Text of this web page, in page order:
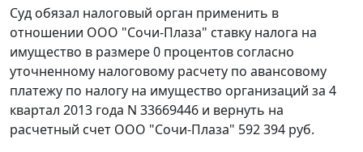
Суд обязал налоговый орган применить в
отношении ООО "Сочи-Плаза" ставку налога на
имущество в размере 0 процентов согласно
уточненному налоговому расчету по авансовому
платежу по налогу на имущество организаций за 4
квартал 2013 года N 33669446 и вернуть на
расчетный счет ООО "Сочи-Плаза" 592 394 руб.